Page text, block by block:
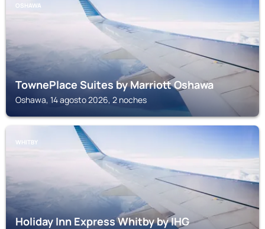
OSHAWA
TownePlace Suites by Marriott Oshawa
Oshawa, 14 agosto 2026, 2 noches
WHITBY
Holiday Inn Express Whitby by IHG